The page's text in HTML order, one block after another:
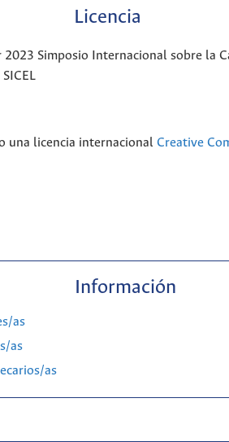
Licencia
2023 Simposio Internacional sobre la
una licencia internacional Creative
Información
as
as
as